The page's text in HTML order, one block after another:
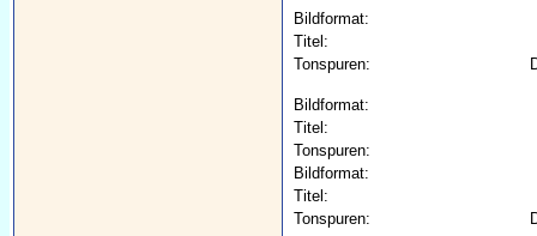
Bildformat:
Titel:
Tonspuren:
Bildformat:
Titel:
Tonspuren:
Bildformat:
Titel:
Tonspuren: